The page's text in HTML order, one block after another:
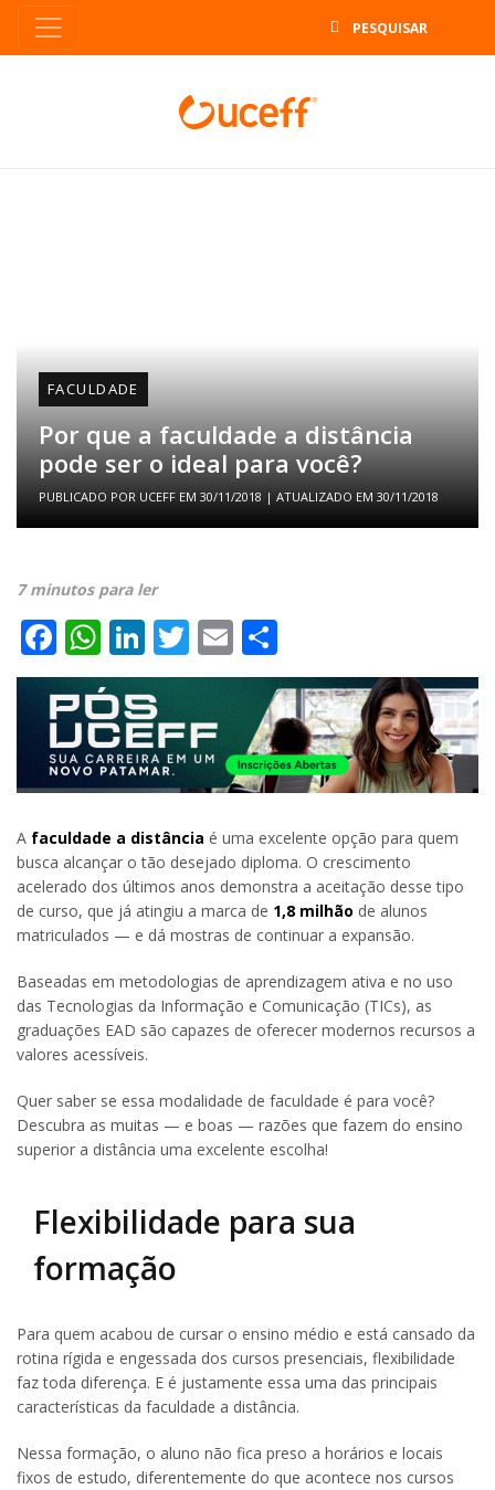
FACULDADE
Por que a faculdade a distância
pode ser o ideal para você?
PUBLICADO POR UCEFF EM 30/11/2018 | ATUALIZADO EM 30/11/2018
7 minutos para ler
Facebook
WhatsApp
LinkedIn
Twitter
Email
A faculdade a distância é uma excelente opção para quem
busca alcançar o tão desejado diploma. O crescimento
acelerado dos últimos anos demonstra a aceitação desse tipo
de curso, que já atingiu a marca de 1,8 milhão de alunos
matriculados — e dá mostras de continuar a expansão.
Baseadas em metodologias de aprendizagem ativa e no uso
das Tecnologias da Informação e Comunicação (TICs), as
graduações EAD são capazes de oferecer modernos recursos a
valores acessíveis.
Quer saber se essa modalidade de faculdade é para você?
Descubra as muitas — e boas — razões que fazem do ensino
superior a distância uma excelente escolha!
Flexibilidade para sua
formação
Para quem acabou de cursar o ensino médio e está cansado da
rotina rígida e engessada dos cursos presenciais, flexibilidade
faz toda diferença. E é justamente essa uma das principais
características da faculdade a distância.
Nessa formação, o aluno não fica preso a horários e locais
fixos de estudo, diferentemente do que acontece nos cursos